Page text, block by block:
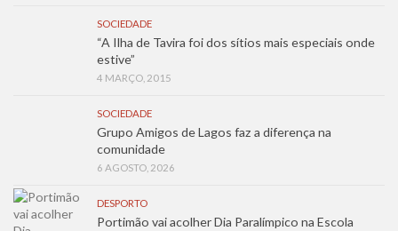
SOCIEDADE
“A Ilha de Tavira foi dos sítios mais especiais onde
estive”
4 MARÇO, 2015
SOCIEDADE
Grupo Amigos de Lagos faz a diferença na
comunidade
6 AGOSTO, 2026
DESPORTO
Portimão vai acolher Dia Paralímpico na Escola